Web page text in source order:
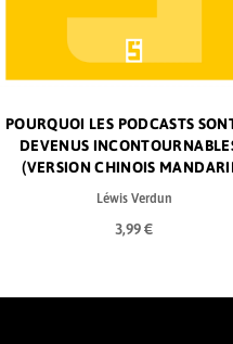
RUNAS : ¿DIVINACIÓN O
ALFABETO NÓRDICO ?
Léwis Verdun
3,99 €
POURQUOI LES PODCASTS
DEVENUS
(VERSION CHINOIS
Léwis Verdun
3,99 €